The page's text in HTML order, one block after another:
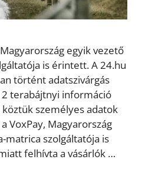
egyik vezető
is érintett. A 24.hu
történt adatszivárgás
terabájtnyi információ
személyes adatok
VoxPay, Magyarország
matrica szolgáltatója is
felhívta a vásárlók …